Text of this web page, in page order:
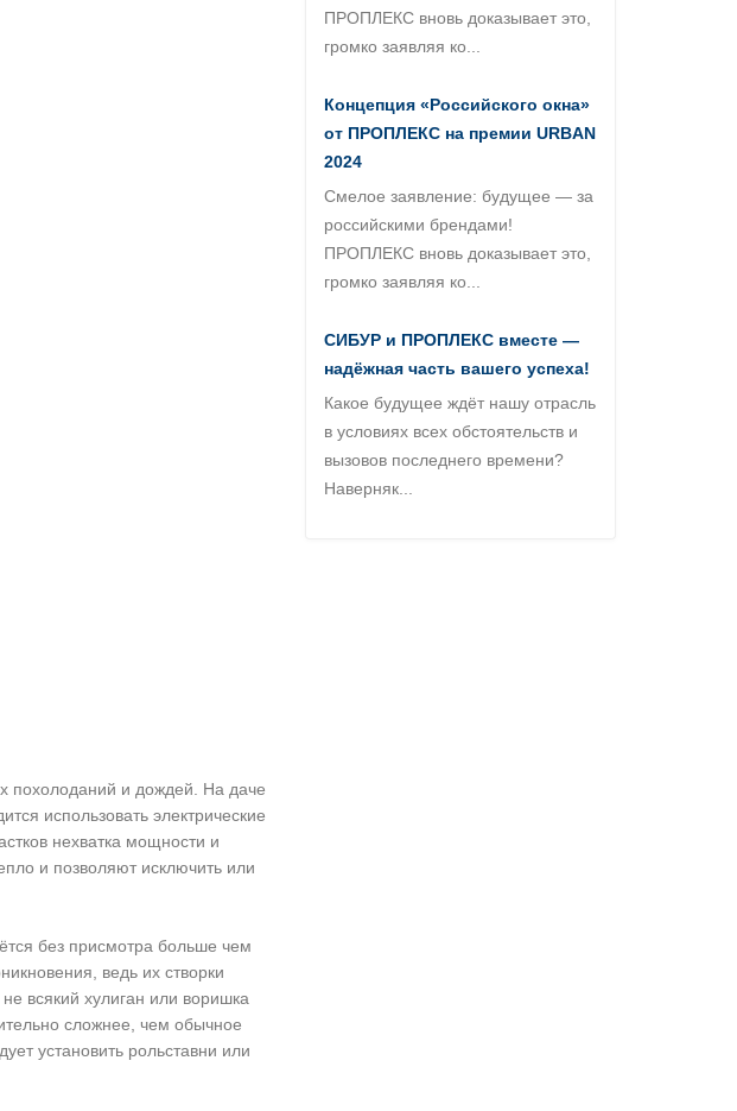
похолоданий и дождей. На даче
использовать электрические
нехватка мощности и
и позволяют исключить или
без присмотра больше чем
ведь их створки
всякий хулиган или воришка
сложнее, чем обычное
установить рольставни или
ПРОПЛЕКС вновь доказывает это,
громко заявляя ко...
Концепция «Российского окна»
от ПРОПЛЕКС на премии URBAN
2024
Смелое заявление: будущее — за
российскими брендами!
ПРОПЛЕКС вновь доказывает это,
громко заявляя ко...
СИБУР и ПРОПЛЕКС вместе —
надёжная часть вашего успеха!
Какое будущее ждёт нашу отрасль
в условиях всех обстоятельств и
вызовов последнего времени?
Наверняк...